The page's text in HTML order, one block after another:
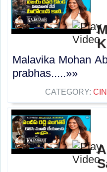
Malavika Mohan
prabhas.....»»
CATEGORY: